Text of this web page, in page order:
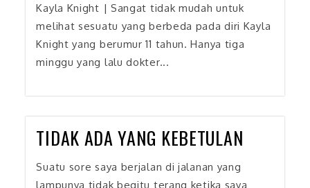
Kayla Knight | Sangat tidak mudah untuk
melihat sesuatu yang berbeda pada diri Kayla
Knight yang berumur 11 tahun. Hanya tiga
minggu yang lalu dokter...
TIDAK ADA YANG KEBETULAN
Suatu sore saya berjalan di jalanan yang
lampunya tidak begitu terang ketika saya